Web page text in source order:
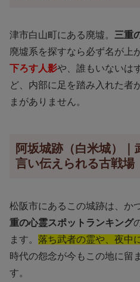
津市白山町にある廃墟。 三重
廃墟系を探すなら必ず名が上
下ろす人影や、誰もいないは
ど、内部に足を踏み入れた者
まがありません。
阿坂城跡（白米城）｜
言い伝えられる古戦場
松阪市にあるこの城跡は、か
重の心霊スポットランキング
ます。 落ち武者の霊や、夜中
時代の怨念が今もこの地に留
す。